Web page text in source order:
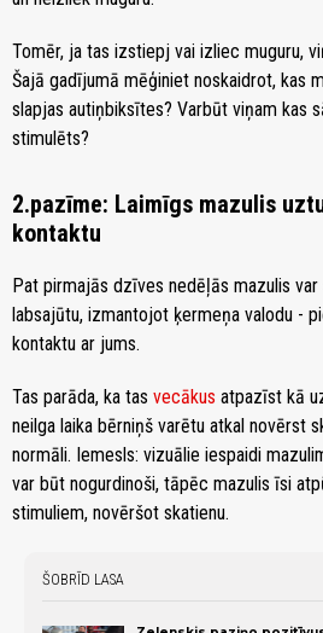
Tomēr, ja tas izstiepj vai izliec muguru,
Šajā gadījumā mēģiniet noskaidrot, kas
slapjas autiņbiksītes? Varbūt viņam kas
stimulēts?
2.pazīme: Laimīgs mazulis
kontaktu
Pat pirmajās dzīves nedēļās mazulis var
labsajūtu, izmantojot ķermeņa valodu -
kontaktu ar jums.
Tas parāda, ka tas vecākus atpazīst kā
neilga laika bērniņš varētu atkal novērst
normāli. Iemesls: vizuālie iespaidi
var būt nogurdinoši, tāpēc mazulis īsi
stimuliem, novēršot skatienu.
ŠOBRĪD LASA